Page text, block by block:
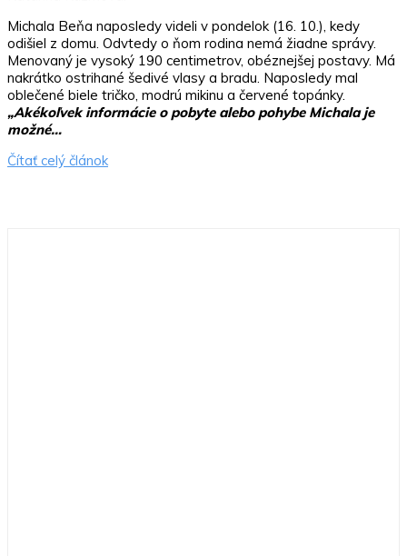
Michala Beňa naposledy videli v pondelok (16. 10.), kedy
odišiel z domu. Odvtedy o ňom rodina nemá žiadne správy.
Menovaný je vysoký 190 centimetrov, obéznejšej postavy. Má
nakrátko ostrihané šedivé vlasy a bradu. Naposledy mal
oblečené biele tričko, modrú mikinu a červené topánky.
„Akékoľvek informácie o pobyte alebo pohybe Michala je
možné…
Čítať celý článok